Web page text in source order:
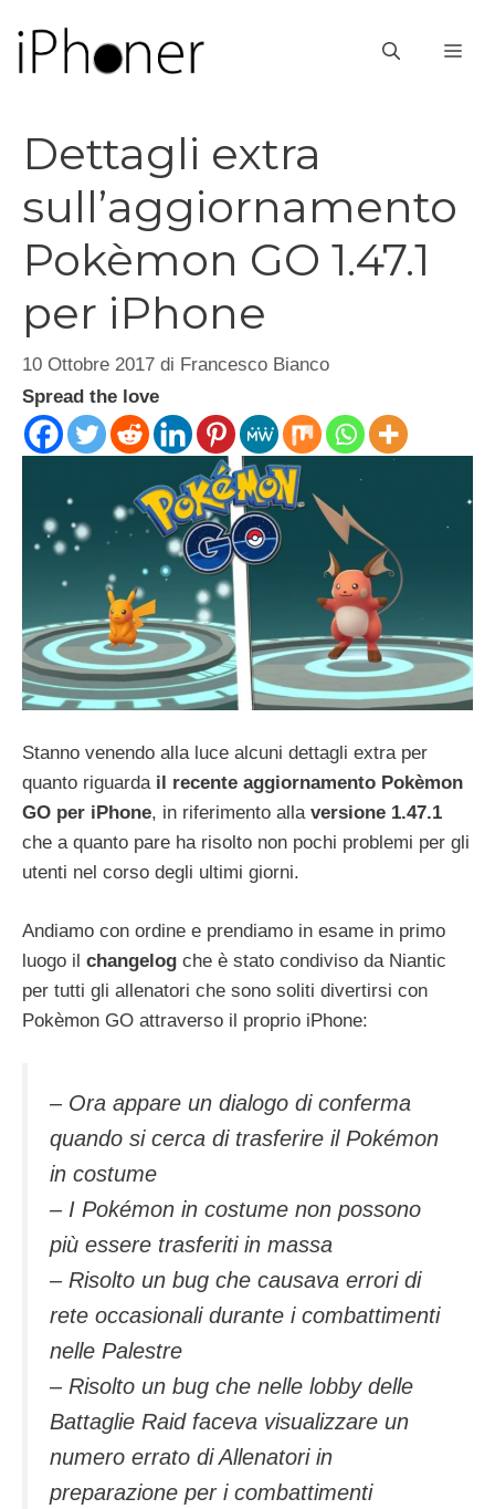
contenuto
Dettagli extra
sull’aggiornamento
Pokèmon GO 1.47.1
per iPhone
10 Ottobre 2017 di Francesco Bianco
Spread the love
Stanno venendo alla luce alcuni dettagli extra per
quanto riguarda il recente aggiornamento Pokèmon
GO per iPhone, in riferimento allaversione 1.47.1
che a quanto pare ha risolto non pochi problemi per gli
utenti nel corso degli ultimi giorni.
Andiamo con ordine e prendiamo in esame in primo
luogo il changelog che è stato condiviso da Niantic
per tutti gli allenatori che sono soliti divertirsi con
Pokèmon GO attraverso il proprio iPhone:
– Ora appare un dialogo di conferma
quando si cerca di trasferire il Pokémon
in costume
– I Pokémon in costume non possono
più essere trasferiti in massa
– Risolto un bug che causava errori di
rete occasionali durante i combattimenti
nelle Palestre
– Risolto un bug che nelle lobby delle
Battaglie Raid faceva visualizzare un
numero errato di Allenatori in
preparazione per i combattimenti